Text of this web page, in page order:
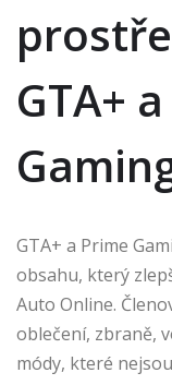
GTA+
GTA+ a Prime
obsahu, který
Auto Online.
oblečení, zbraně,
módy, které